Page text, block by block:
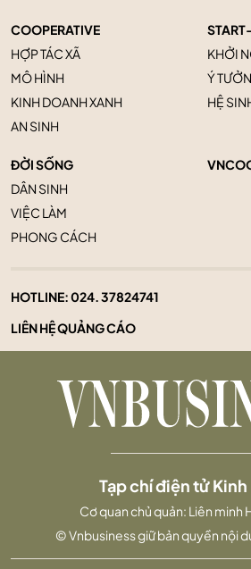
COOPERATIVE
HỢP TÁC XÃ
MÔ HÌNH
KINH DOANH XANH
AN SINH
KHỞI
Ý
HỆ
ĐỜI SỐNG
DÂN SINH
VIỆC LÀM
PHONG CÁCH
HOTLINE:024. 37824741
LIÊN HỆ QUẢNG CÁO
Tạp chí điện tử Kinh
Cơ quan chủ quản: Liên minh
© Vnbusiness giữ bản quyền nội